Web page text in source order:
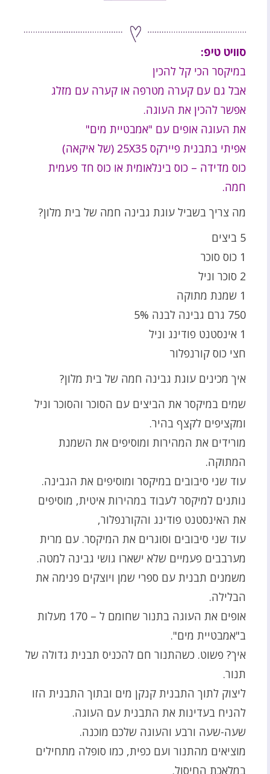
סוויט טיפ:
במיקסר הכי קל להכין
אבל גם עם קערה מטרפה או קערה עם מזלג
אפשר להכין את העוגה.
את העוגה אופים עם "אמבטיית מים"
אפיתי בתבנית פיירקס 25X35 (של איקאה)
כוס מדידה – כוס בינלאומית או כוס חד פעמית
חמה.
מה צריך בשביל עוגת גבינה חמה של בית מלון?
5 ביצים
1 כוס סוכר
2 סוכר וניל
1 שמנת מתוקה
750 גרם גבינה לבנה 5%
1 אינסטנט פודינג וניל
חצי כוס קורנפלור
איך מכינים עוגת גבינה חמה של בית מלון?
שמים במיקסר את הביצים עם הסוכר והסוכר וניל
ומקציפים לקצף בהיר.
מורידים את המהירות ומוסיפים את השמנת
המתוקה.
עוד שני סיבובים במיקסר ומוסיפים את הגבינה.
נותנים למיקסר לעבוד במהירות איטית, מוסיפים
את האינסטנט פודינג והקורנפלור,
עוד שני סיבובים וסוגרים את המיקסר. עם מרית
מערבבים פעמיים שלא ישארו גושי גבינה למטה.
משמנים תבנית עם ספרי שמן ויוצקים פנימה את
הבלילה.
אופים את העוגה בתנור שחומם ל – 170 מעלות
ב"אמבטיית מים".
איך? פשוט. כשהתנור חם להכניס תבנית גדולה של
תנור.
ליצוק לתוך התבנית קנקן מים ובתוך התבנית הזו
להניח בעדינות את התבנית עם העוגה.
שעה-שעה ורבע והעוגה שלכם מוכנה.
מוציאים מהתנור ועם כפית, כמו סופלה מתחילים
במלאכת החיסול.